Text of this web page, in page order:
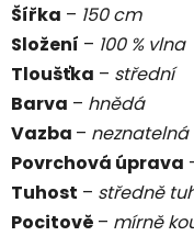
Šířka – 150 cm
Složení – 100 % vlna
Tloušťka – střední
Barva – hnědá
Vazba – neznatelná
Povrchová úprava
Tuhost – středně
Pocitově – mírně